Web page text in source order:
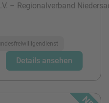
– Regionalverband
Details ansehen